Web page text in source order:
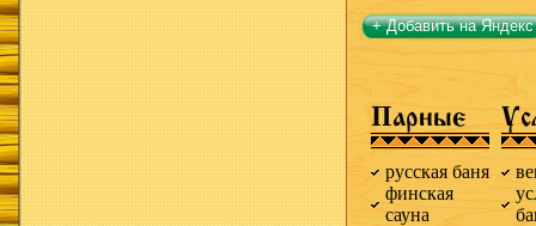
+ Добавить на Яндекс
Парные
русская баня
финская
сауна